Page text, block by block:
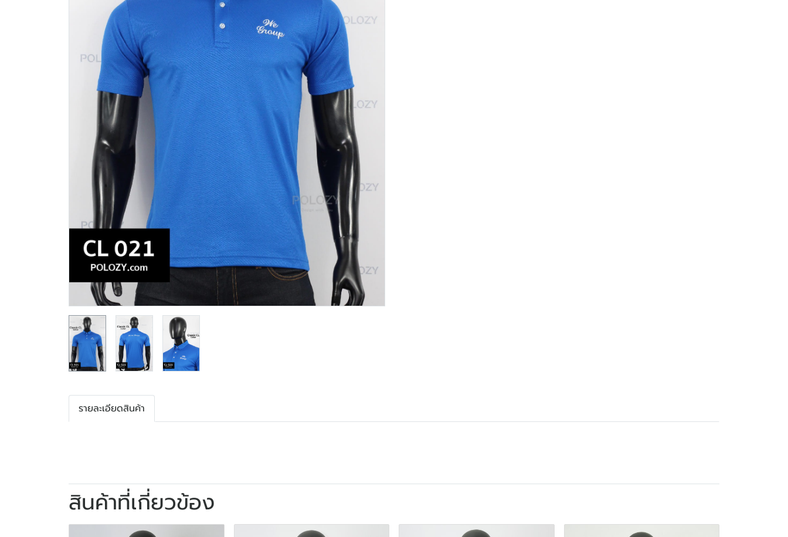
รายละเอียดสินค้า
สินค้าที่เกี่ยวข้อง